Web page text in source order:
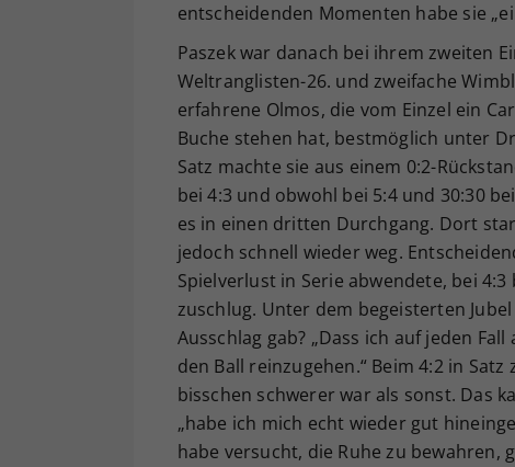
entscheidenden Momenten habe sie
Paszek war danach bei ihrem zweiten
Weltranglisten-26. und zweifache
erfahrene Olmos, die vom Einzel ein
Buche stehen hat, bestmöglich unter
Satz machte sie aus einem 0:2-
bei 4:3 und obwohl bei 5:4 und 30:30
es in einen dritten Durchgang. Dort
jedoch schnell wieder weg.
Spielverlust in Serie abwendete, bei
zuschlug. Unter dem begeisterten
Ausschlag gab? „Dass ich auf jeden
den Ball reinzugehen.“ Beim 4:2 in
bisschen schwerer war als sonst. Das
„habe ich mich echt wieder gut
habe versucht, die Ruhe zu bewahren,